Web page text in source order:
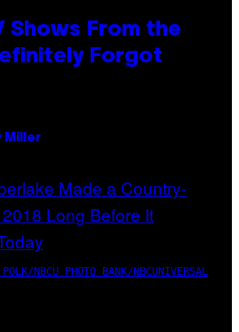
Shows From the
Forgot
Miller
NBCU PHOTO BANK/NBCUNIVERSAL